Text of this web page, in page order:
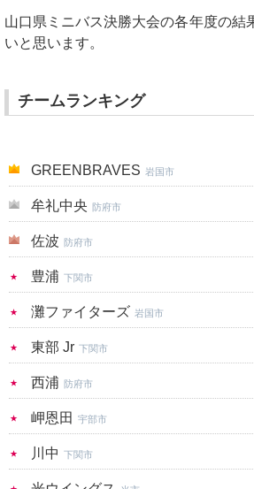
山口県ミニバス決勝大会の各年度の結
いと思います。
チームランキング
GREENBRAVES 岩国市
牟礼中央 防府市
佐波 防府市
豊浦 下関市
灘ファイターズ 岩国市
東部 Jr 下関市
西浦 防府市
岬恩田 宇部市
川中 下関市